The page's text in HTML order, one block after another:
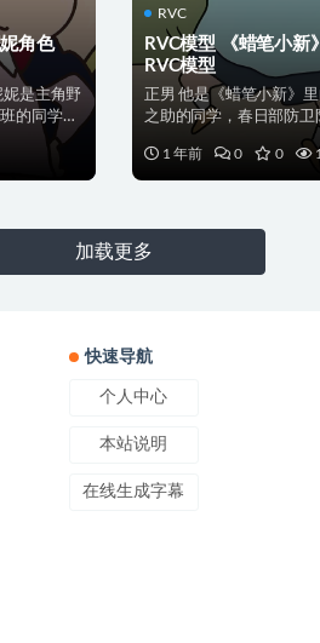
角色
妮是主角野
的同学，
RVC
RVC模型 《蜡笔小新
RVC模型
正男 他是《蜡笔小新》
之助的同学，春日部防卫
面，胆小懦弱、敏感...
1 年前
0 0
加载更多
快速导航
个人中心
本站说明
在线生成字幕